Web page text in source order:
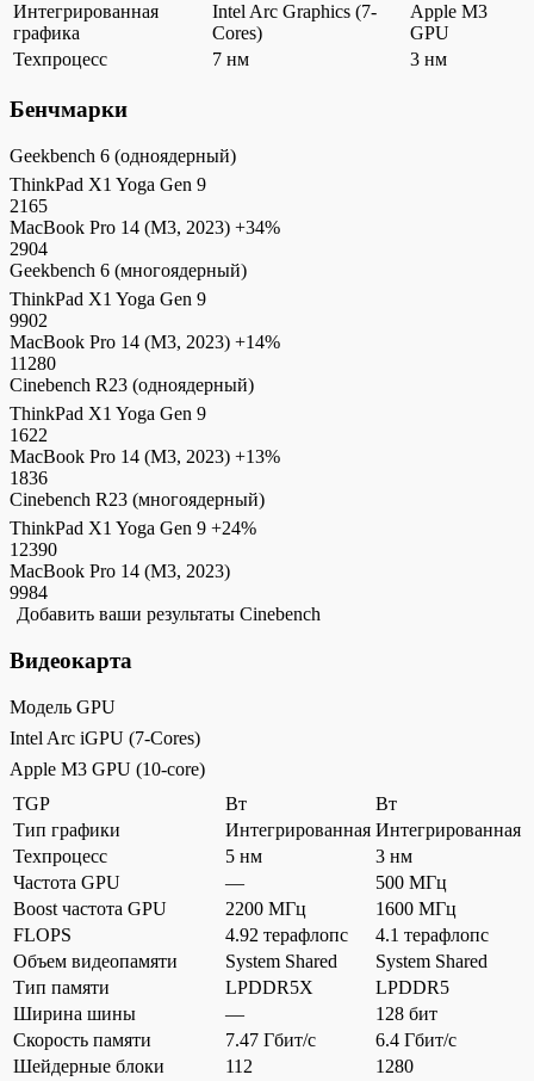
Интегрированная
графика
Intel Arc Graphics (7-
Cores)
Apple M3
GPU
Техпроцесс
7 нм 3 нм
Бенчмарки
Geekbench 6 (одноядерный)
ThinkPad X1 Yoga Gen 9
2165
MacBook Pro 14 (M3, 2023) +34%
2904
Geekbench 6 (многоядерный)
ThinkPad X1 Yoga Gen 9
9902
MacBook Pro 14 (M3, 2023) +14%
11280
Cinebench R23 (одноядерный)
ThinkPad X1 Yoga Gen 9
1622
MacBook Pro 14 (M3, 2023) +13%
1836
Cinebench R23 (многоядерный)
ThinkPad X1 Yoga Gen 9 +24%
12390
MacBook Pro 14 (M3, 2023)
9984
Добавить ваши результаты Cinebench
Видеокарта
Модель GPU
Intel Arc iGPU (7-Cores)
Apple M3 GPU (10-core)
TGP
Вт
Вт
Тип графики
Интегрированная Интегрированная
Техпроцесс
5 нм
3 нм
Частота GPU
—
500 МГц
Boost частота GPU
2200 МГц
1600 МГц
FLOPS
4.92 терафлопс
4.1 терафлопс
Объем видеопамяти
System Shared
System Shared
Тип памяти
LPDDR5X
LPDDR5
Ширина шины
—
128 бит
Скорость памяти
7.47 Гбит/с
6.4 Гбит/с
Шейдерные блоки
112
1280